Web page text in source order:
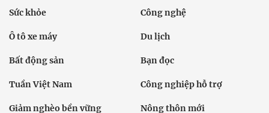
Sức khỏe Công nghệ
Ô tô xe máy Du lịch
Bất động sản Bạn đọc
Tuần Việt Nam Công nghiệp hỗ trợ
Giảm nghèo bền vững Nông thôn mới